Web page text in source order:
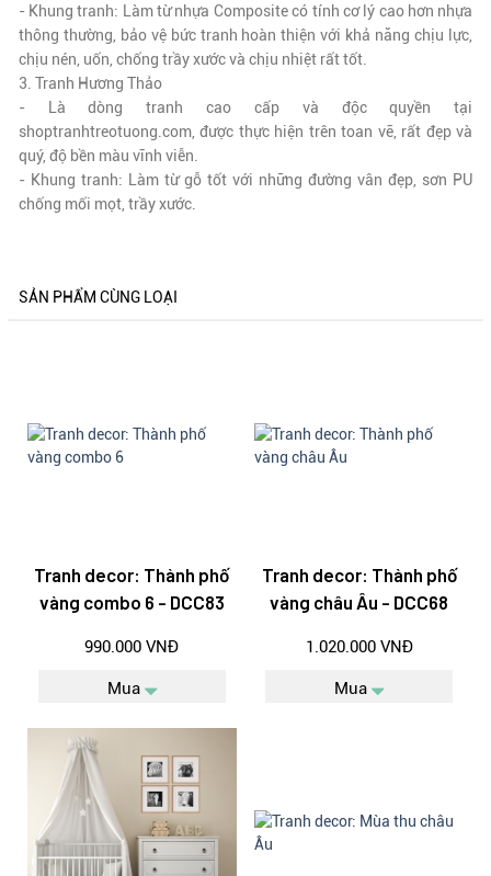
- Khung tranh: Làm từ nhựa Composite có tính cơ lý cao hơn nhựa
thông thường, bảo vệ bức tranh hoàn thiện với khả năng chịu lực,
chịu nén, uốn, chống trầy xước và chịu nhiệt rất tốt.
3. Tranh Hương Thảo
- Là dòng tranh cao cấp và độc quyền tại
shoptranhtreotuong.com, được thực hiện trên toan vẽ, rất đẹp và
quý, độ bền màu vĩnh viễn.
- Khung tranh: Làm từ gỗ tốt với những đường vân đẹp, sơn PU
chống mối mọt, trầy xước.
SẢN PHẨM CÙNG LOẠI
Tranh decor: Thành phố
vàng combo 6 - DCC83
990.000 VNĐ
Mua
Tranh decor: Thành phố
vàng châu Âu - DCC68
1.020.000 VNĐ
Mua